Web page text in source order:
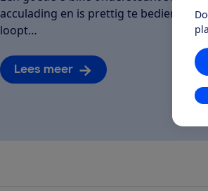
acculading en is prettig te bedienen.
loopt…
Lees meer